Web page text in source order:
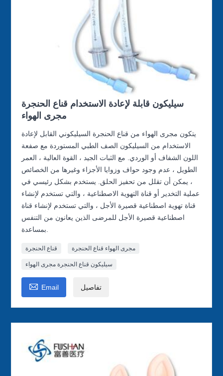
سيليكون قابلة لإعادة الاستخدام قناع الحنجرة
مجرى الهواء
يتكون مجرى الهواء من قناع الحنجرة السيليكوني القابل لإعادة
الاستخدام من السيليكون الصف الطبي المستوردة مع صفعة
اللون الشفاف أو الوردي. مع الثبات الجيد ، القوة العالية ، العمر
الطويل ، عدم وجود حواف وزوايا الأجزاء وغيرها من الخصائص
، يمكن أن تقلل من تحفيز الحلق. يستخدم بشكل رئيسي في
عملية التخدير أو قناة التهوية الاصطناعية ، والتي تستخدم لإنشاء
قناة تهوية اصطناعية قصيرة الأجل ، والتي تستخدم لإنشاء قناة
اصطناعية قصيرة الأجل للمرضى الذين يعانون من التنفس
بمساعدة.
قناع الحنجرة مجرى الهواء قناع الحنجرة
سيليكون قناع الحنجرة مجرى الهواء
 Email تفاصيل